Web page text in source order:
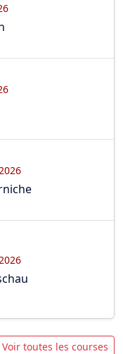
Voir toutes les courses